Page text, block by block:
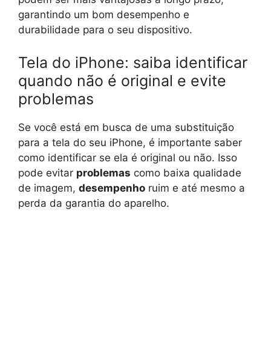
garantindo um bom desempenho e
durabilidade para o seu dispositivo.
Tela do iPhone: saiba identificar
quando não é original e evite
problemas
Se você está em busca de uma substituição
para a tela do seu iPhone, é importante saber
como identificar se ela é original ou não. Isso
pode evitar problemas como baixa qualidade
de imagem, desempenho ruim e até mesmo a
perda da garantia do aparelho.